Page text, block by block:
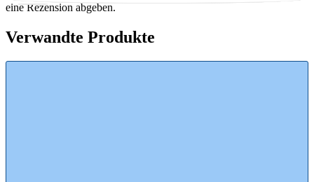
eine Rezension abgeben.
Verwandte Produkte